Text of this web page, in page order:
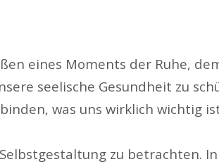
eines Moments der Ruhe,
seelische Gesundheit zu
was uns wirklich wichtig
zu betrachten.